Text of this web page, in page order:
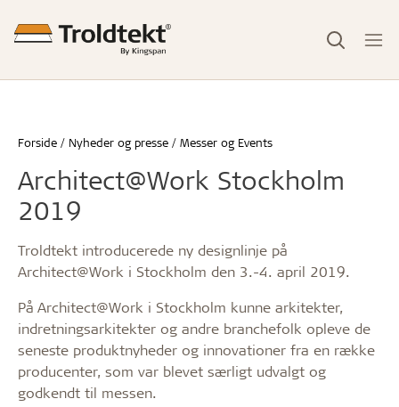
Forside Nyheder og presse Messer og Events
Architect@Work Stockholm
2019
Troldtekt introducerede ny designlinje på
Architect@Work i Stockholm den 3.-4. april 2019.
På Architect@Work i Stockholm kunne arkitekter,
indretningsarkitekter og andre branchefolk opleve de
seneste produktnyheder og innovationer fra en række
producenter, som var blevet særligt udvalgt og
godkendt til messen.